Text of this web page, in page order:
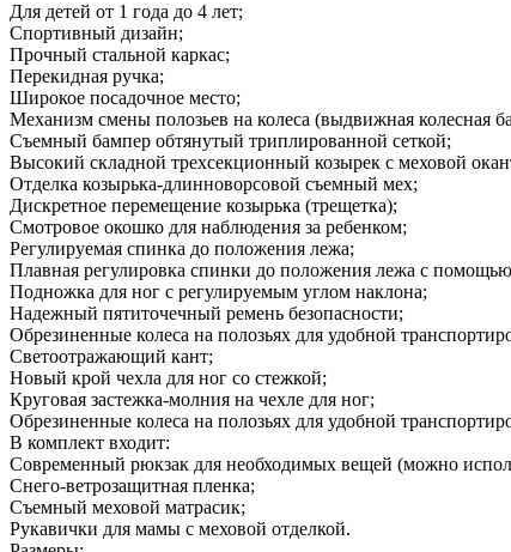
Для детей от 1 года до 4 лет;
Спортивный дизайн;
Прочный стальной каркас;
Перекидная ручка;
Широкое посадочное место;
Механизм смены полозьев на колеса (выдвижная колесная
Съемный бампер обтянутый триплированной сеткой;
Высокий складной трехсекционный козырек с меховой
Отделка козырька-длинноворсовой съемный мех;
Дискретное перемещение козырька (трещетка);
Смотровое окошко для наблюдения за ребенком;
Регулируемая спинка до положения лежа;
Плавная регулировка спинки до положения лежа с
Подножка для ног с регулируемым углом наклона;
Надежный пятиточечный ремень безопасности;
Обрезиненные колеса на полозьях для удобной
Светоотражающий кант;
Новый крой чехла для ног со стежкой;
Круговая застежка-молния на чехле для ног;
Обрезиненные колеса на полозьях для удобной
В комплект входит:
Современный рюкзак для необходимых вещей (можно
Снего-ветрозащитная пленка;
Съемный меховой матрасик;
Рукавички для мамы с меховой отделкой.